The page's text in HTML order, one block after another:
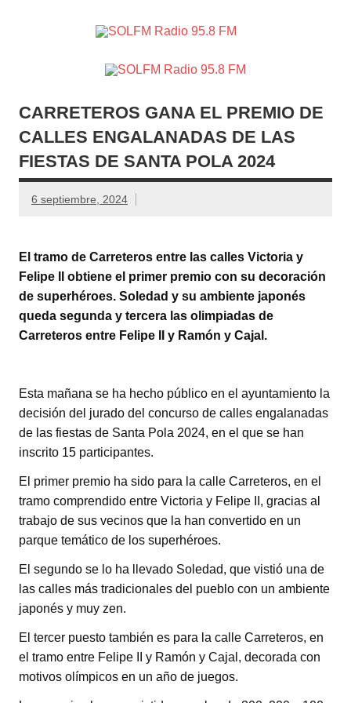
Crevillente, Radio en Vega Baja y Radio en el Medio
Vinalopó
CARRETEROS GANA EL PREMIO DE
CALLES ENGALANADAS DE LAS
FIESTAS DE SANTA POLA 2024
6 septiembre, 2024
El tramo de Carreteros entre las calles Victoria y
Felipe II obtiene el primer premio con su decoración
de superhéroes. Soledad y su ambiente japonés
queda segunda y tercera las olimpiadas de
Carreteros entre Felipe II y Ramón y Cajal.
Esta mañana se ha hecho público en el ayuntamiento la
decisión del jurado del concurso de calles engalanadas
de las fiestas de Santa Pola 2024, en el que se han
inscrito 15 participantes.
El primer premio ha sido para la calle Carreteros, en el
tramo comprendido entre Victoria y Felipe II, gracias al
trabajo de sus vecinos que la han convertido en un
parque temático de los superhéroes.
El segundo se lo ha llevado Soledad, que vistió una de
las calles más tradicionales del pueblo con un ambiente
japonés y muy zen.
El tercer puesto también es para la calle Carreteros, en
el tramo entre Felipe II y Ramón y Cajal, decorada con
motivos olímpicos en un año de juegos.